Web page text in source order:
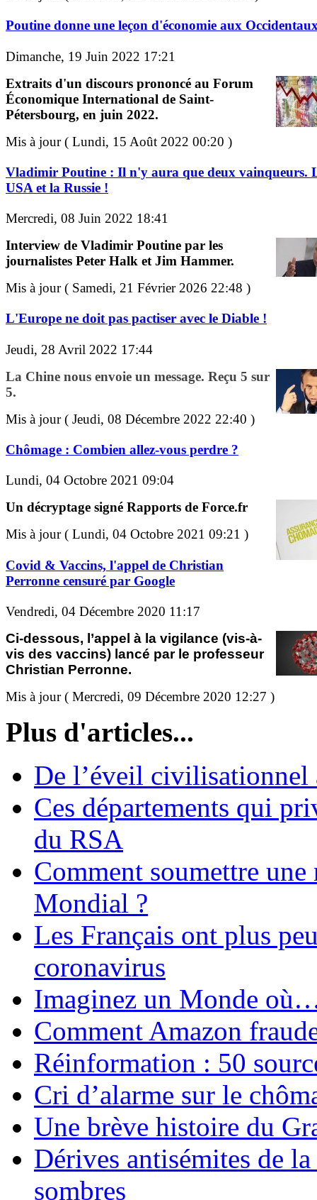
Poutine donne une leçon d'économie aux
Dimanche, 19 Juin 2022 17:21
Extraits d'un discours prononcé au Forum
Économique International de Saint-
Pétersbourg, en juin 2022.
Mis à jour ( Lundi, 15 Août 2022 00:20 )
Vladimir Poutine : Il n'y aura que deux vainqueurs.
USA et la Russie !
Mercredi, 08 Juin 2022 18:41
Interview de Vladimir Poutine par les
journalistes Peter Halk et Jim Hammer.
Mis à jour ( Samedi, 21 Février 2026 22:48 )
L'Europe ne doit pas pactiser avec le Diable !
Jeudi, 28 Avril 2022 17:44
La Chine nous envoie un message. Reçu 5 sur
5.
Mis à jour ( Jeudi, 08 Décembre 2022 22:40 )
Chômage : Combien allez-vous perdre ?
Lundi, 04 Octobre 2021 09:04
Un décryptage signé Rapports de Force.fr
Mis à jour ( Lundi, 04 Octobre 2021 09:21 )
Covid & Vaccins, l'appel de Christian
Perronne censuré par Google
Vendredi, 04 Décembre 2020 11:17
Ci-dessous, l’appel à la vigilance (vis-à-
vis des vaccins) lancé par le professeur
Christian Perronne.
Mis à jour ( Mercredi, 09 Décembre 2020 12:27 )
Plus d'articles...
De l’éveil
Ces départements qui
du RSA
Comment soumettre
Mondial ?
Les Français ont plus
coronavirus
Imaginez un Monde
Comment Amazon
Réinformation : 50
Cri d’alarme sur le
Une brève histoire du
Dérives antisémites de
sombres